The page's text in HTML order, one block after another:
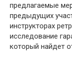
предлагаемые
предыдущих
инструкторах
исследование
который найдет